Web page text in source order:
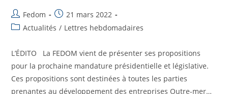
Fedom
21 mars 2022
Actualités / Lettres hebdomadaires
L’ÉDITO La FEDOM vient de présenter ses propositions
pour la prochaine mandature présidentielle et législative.
Ces propositions sont destinées à toutes les parties
prenantes au développement des entreprises Outre-mer…